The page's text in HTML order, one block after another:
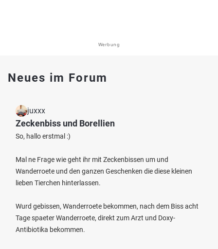
Werbung
Neues im Forum
juxxx
Zeckenbiss und Borellien
So, hallo erstmal :)
Mal ne Frage wie geht ihr mit Zeckenbissen um und
Wanderroete und den ganzen Geschenken die diese kleinen
lieben Tierchen hinterlassen.
Wurd gebissen, Wanderroete bekommen, nach dem Biss acht
Tage spaeter Wanderroete, direkt zum Arzt und Doxy-
Antibiotika bekommen.